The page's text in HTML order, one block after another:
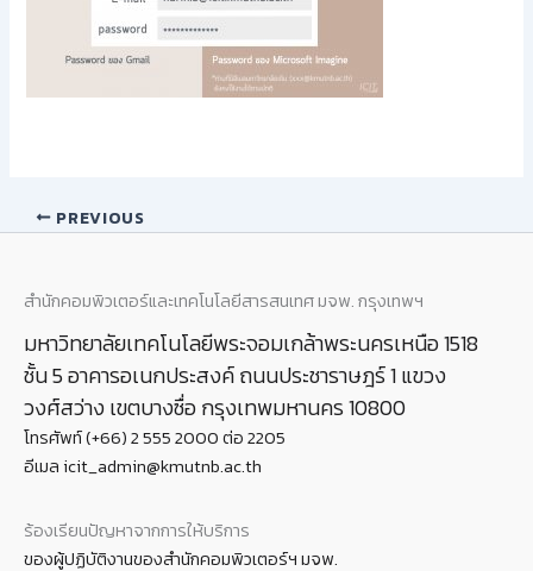
PREVIOUS
สำนักคอมพิวเตอร์และเทคโนโลยีสารสนเทศ มจพ. กรุงเทพฯ
มหาวิทยาลัยเทคโนโลยีพระจอมเกล้าพระนครเหนือ 1518
ชั้น 5 อาคารอเนกประสงค์ ถนนประชาราษฎร์ 1 แขวง
วงศ์สว่าง เขตบางซื่อ กรุงเทพมหานคร 10800
โทรศัพท์ (+66) 2 555 2000 ต่อ 2205
อีเมล icit_admin@kmutnb.ac.th
ร้องเรียนปัญหาจากการให้บริการ
ของผู้ปฏิบัติงานของสำนักคอมพิวเตอร์ฯ มจพ.